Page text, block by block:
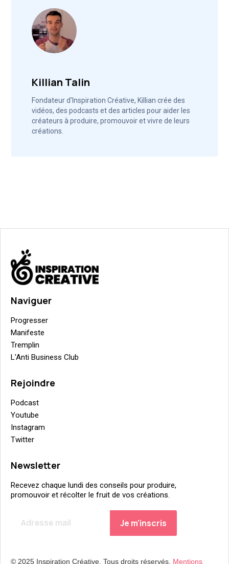
Killian Talin
Fondateur d'Inspiration Créative, Killian crée des
vidéos, des podcasts et des articles pour aider les
créateurs à produire, promouvoir et vivre de leurs
créations.
Naviguer
Progresser
Manifeste
Tremplin
L'Anti Business Club
Rejoindre
Podcast
Youtube
Instagram
Twitter
Newsletter
Recevez chaque lundi des conseils pour produire,
promouvoir et récolter le fruit de vos créations.
© 2025 Inspiration Créative. Tous droits réservés. Mentions